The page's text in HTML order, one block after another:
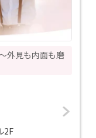
外見も内面も磨
2F